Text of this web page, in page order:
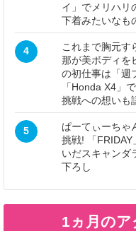
イ」でメリハリ
下着みたいなも
4
これまで胸元す
那が美ボディを
の初仕事は「週
「Honda X4」
挑戦への想いも
5
ぱーてぃーちゃ
挑戦! 「
いだスキャンダ
下ろし
1ヵ月の